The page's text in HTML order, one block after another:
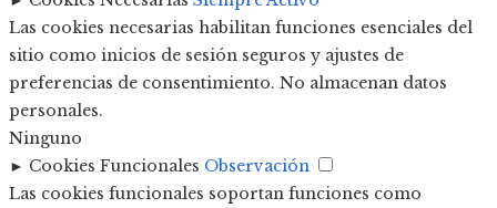
Las cookies necesarias habilitan funciones esenciales del
sitio como inicios de sesión seguros y ajustes de
preferencias de consentimiento. No almacenan datos
personales.
Ninguno
► Cookies Funcionales Observación
Las cookies funcionales soportan funciones como